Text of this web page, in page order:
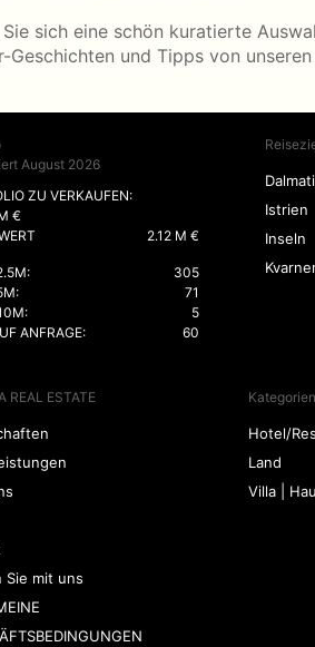
sich eine schön kuratierte
Geschichten und Tipps von
August 2026
ZU VERKAUFEN:
€
2.12 M €
305
71
5
ANFRAGE:
60
Istrien
Inseln
REAL ESTATE
Sie mit uns
Kategorien
Hotel/
Land
Villa |